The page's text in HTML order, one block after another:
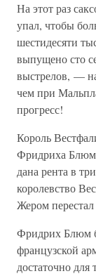
На этот раз
упал, чтобы
шестидесяти
выпущено сто
выстрелов, —
чем при
прогресс!
Король
Фридриха
дана рента в
королевство
Жером
Фридрих Блюм
французской
достаточно для